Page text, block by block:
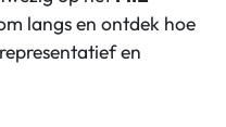
langs en ontdek hoe
en